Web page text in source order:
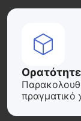
πραγματικό